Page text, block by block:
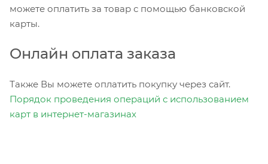
можете оплатить за товар с помощью банковской
карты.
Онлайн оплата заказа
Также Вы можете оплатить покупку через сайт.
Порядок проведения операций с использованием
карт в интернет-магазинах